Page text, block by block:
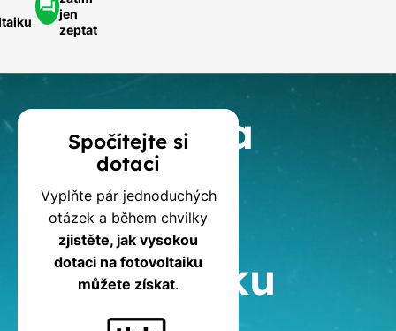
jen
zeptat
Kalkulačka
dotací
na
fotovoltaiku
Spočítejte si
dotaci
Vyplňte pár jednoduchých
otázek a během chvilky
zjistěte, jak vysokou
dotaci na fotovoltaiku
můžete získat.